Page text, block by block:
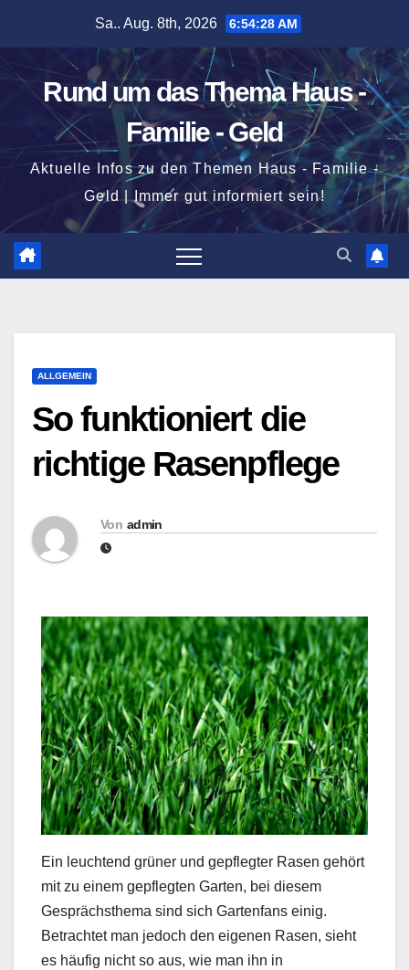
springen
Sa.. Aug. 8th, 2026 6:54:29 AM
Rund um das Thema Haus -
Familie - Geld
Aktuelle Infos zu den Themen Haus - Familie -
Geld | Immer gut informiert sein!
ALLGEMEIN
So funktioniert die
richtige Rasenpflege
Von admin
Ein leuchtend grüner und gepflegter Rasen gehört
mit zu einem gepflegten Garten, bei diesem
Gesprächsthema sind sich Gartenfans einig.
Betrachtet man jedoch den eigenen Rasen, sieht
es häufig nicht so aus, wie man ihn in